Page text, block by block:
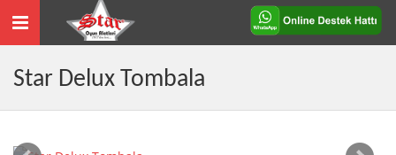
Toggle
navigation
Star Delux Tombala